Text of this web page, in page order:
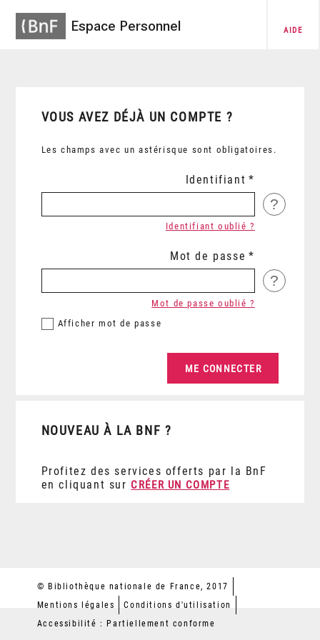
Espace Personnel AIDE
VOUS AVEZ DÉJÀ UN COMPTE ?
Les champs avec un astérisque sont obligatoires.
Identifiant
?
Identifiant oublié ?
Mot de passe
?
Afficher mot de passe
Mot de passe oublié ?
NOUVEAU À LA BNF ?
Profitez des services offerts par la BnF
en cliquant sur CRÉER UN COMPTE
© Bibliothèque nationale de France, 2017
Mentions légales
Conditions d'utilisation
Accessibilité : Partiellement conforme